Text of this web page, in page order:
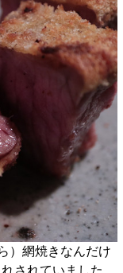
）網焼きなんだけ